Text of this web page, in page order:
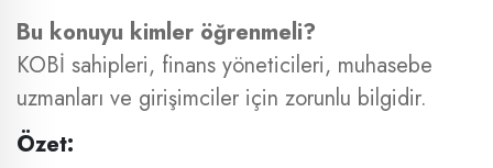
Bu konuyu kimler öğrenmeli?
KOBİ sahipleri, finans yöneticileri, muhasebe
uzmanları ve girişimciler için zorunlu bilgidir.
Özet: